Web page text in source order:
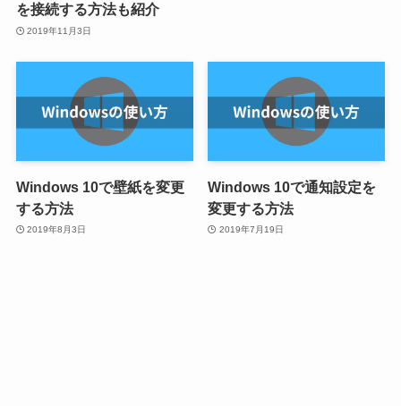
を接続する方法も紹介
2019年11月3日
Windows 10で壁紙を変更
する方法
2019年8月3日
Windows 10で通知設定を
変更する方法
2019年7月19日